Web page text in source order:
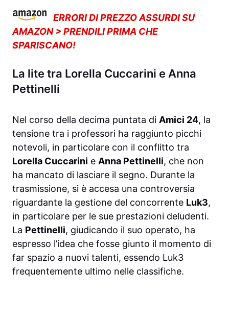
ERRORI DI PREZZO ASSURDI SU
AMAZON > PRENDILI PRIMA CHE
SPARISCANO!
La lite tra Lorella Cuccarini e Anna
Pettinelli
Nel corso della decima puntata di Amici 24, la
tensione tra i professori ha raggiunto picchi
notevoli, in particolare con il conflitto tra
Lorella Cuccarini e Anna Pettinelli, che non
ha mancato di lasciare il segno. Durante la
trasmissione, si è accesa una controversia
riguardante la gestione del concorrente Luk3,
in particolare per le sue prestazioni deludenti.
La Pettinelli, giudicando il suo operato, ha
espresso l’idea che fosse giunto il momento di
far spazio a nuovi talenti, essendo Luk3
frequentemente ultimo nelle classifiche.